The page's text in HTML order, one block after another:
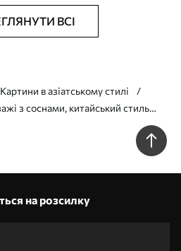
ВСІ
Картини в азіатському стилі
з соснами, китайський стиль
на розсилку